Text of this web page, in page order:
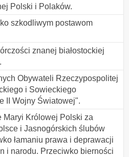
Polski i Polaków.
szkodliwym postawom
znanej białostockiej
Obywateli Rzeczypospolitej
i Sowieckiego
II Wojny Światowej".
Maryi Królowej Polski za
i Jasnogórskich ślubów
łamaniu prawa i deprawacji
i narodu. Przeciwko bierności